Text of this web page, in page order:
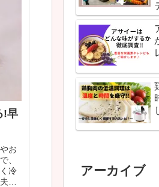
!早
お
、
冷
な
アーカイブ